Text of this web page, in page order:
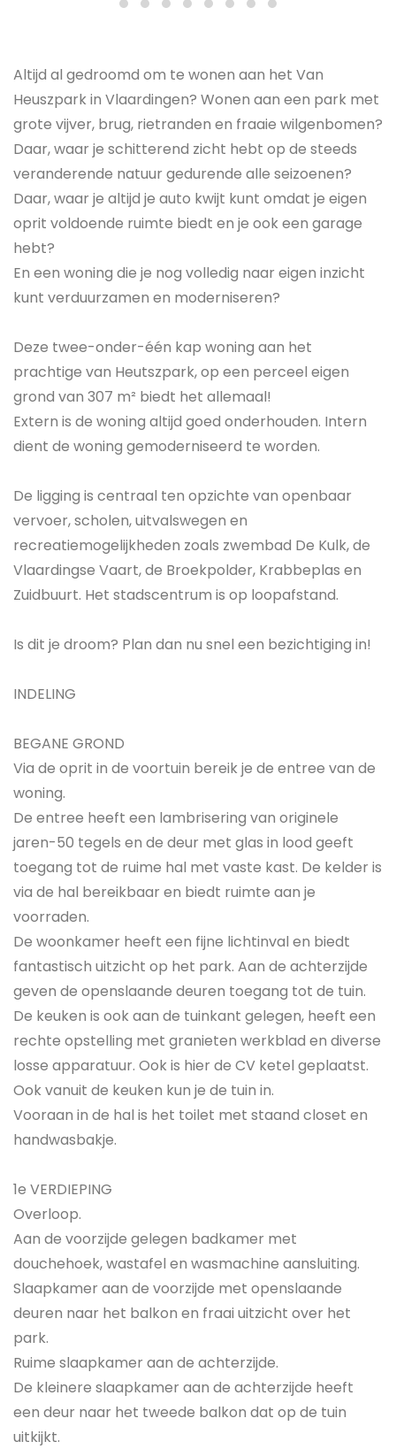
Altijd al gedroomd om te wonen aan het Van
Heuszpark in Vlaardingen? Wonen aan een park met
grote vijver, brug, rietranden en fraaie wilgenbomen?
Daar, waar je schitterend zicht hebt op de steeds
veranderende natuur gedurende alle seizoenen?
Daar, waar je altijd je auto kwijt kunt omdat je eigen
oprit voldoende ruimte biedt en je ook een garage
hebt?
En een woning die je nog volledig naar eigen inzicht
kunt verduurzamen en moderniseren?
Deze twee-onder-één kap woning aan het
prachtige van Heutszpark, op een perceel eigen
grond van 307 m² biedt het allemaal!
Extern is de woning altijd goed onderhouden. Intern
dient de woning gemoderniseerd te worden.
De ligging is centraal ten opzichte van openbaar
vervoer, scholen, uitvalswegen en
recreatiemogelijkheden zoals zwembad De Kulk, de
Vlaardingse Vaart, de Broekpolder, Krabbeplas en
Zuidbuurt. Het stadscentrum is op loopafstand.
Is dit je droom? Plan dan nu snel een bezichtiging in!
INDELING
BEGANE GROND
Via de oprit in de voortuin bereik je de entree van de
woning.
De entree heeft een lambrisering van originele
jaren-50 tegels en de deur met glas in lood geeft
toegang tot de ruime hal met vaste kast. De kelder is
via de hal bereikbaar en biedt ruimte aan je
voorraden.
De woonkamer heeft een fijne lichtinval en biedt
fantastisch uitzicht op het park. Aan de achterzijde
geven de openslaande deuren toegang tot de tuin.
De keuken is ook aan de tuinkant gelegen, heeft een
rechte opstelling met granieten werkblad en diverse
losse apparatuur. Ook is hier de CV ketel geplaatst.
Ook vanuit de keuken kun je de tuin in.
Vooraan in de hal is het toilet met staand closet en
handwasbakje.
1e VERDIEPING
Overloop.
Aan de voorzijde gelegen badkamer met
douchehoek, wastafel en wasmachine aansluiting.
Slaapkamer aan de voorzijde met openslaande
deuren naar het balkon en fraai uitzicht over het
park.
Ruime slaapkamer aan de achterzijde.
De kleinere slaapkamer aan de achterzijde heeft
een deur naar het tweede balkon dat op de tuin
uitkijkt.